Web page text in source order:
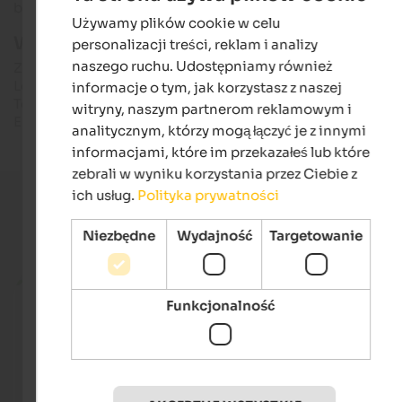
broni czy malowniczych dziedzińcach i ogrodach.
Więcej informacji i godziny otwarcia:
Zamek Lebenberg
Lebenbergstraße 15, I-39010 Cermes
Tel.: +39 320 4018511
E-mail: avanrossem@gmx.net
Aktualne oferty wakacyjne
from 125 €
Używamy plików cookie w celu
personalizacji treści, reklam i analizy
naszego ruchu. Udostępniamy również
informacje o tym, jak korzystasz z naszej
witryny, naszym partnerom reklamowym i
analitycznym, którzy mogą łączyć je z innymi
informacjami, które im przekazałeś lub które
zebrali w wyniku korzystania przez Ciebie z
ich usług. Polityka prywatności
Niezbędne Wydajność Targetowanie
Funkcjonalność